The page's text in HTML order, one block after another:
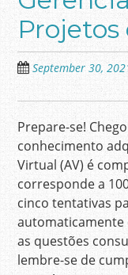
September 30,
Prepare-se!
conhecimento
Virtual (AV) é
corresponde a
cinco tentativas
automaticamente
as questões
lembre-se de